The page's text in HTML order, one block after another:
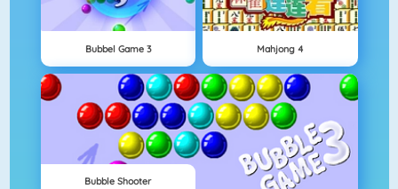
Bubbel Game 3 Mahjong 4
Bubble Shooter